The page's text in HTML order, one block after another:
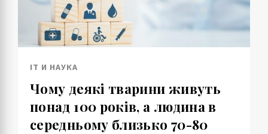
IT И НАУКА
Чому деякі тварини живуть
понад 100 років, а людина в
середньому близько 70-80